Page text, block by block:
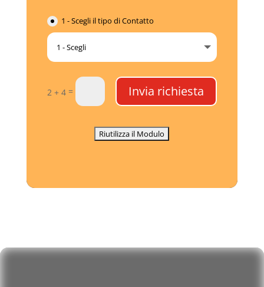
1 - Scegli il tipo di Contatto
2 + 4 = Invia richiesta